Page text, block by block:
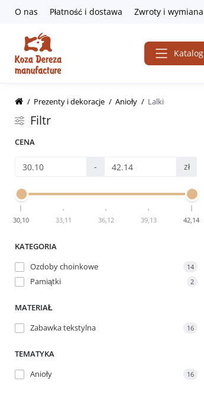
O nas Płatność i dostawa Zwroty i wymiana
Katalog
Prezenty i dekoracje Anioły Lalki
Filtr
CENA
- zł
30,10 33,11 36,12 39,13 42,14
KATEGORIA
Ozdoby choinkowe
14
Pamiątki 2
MATERIAŁ
Zabawka tekstylna
16
TEMATYKA
Anioły
16